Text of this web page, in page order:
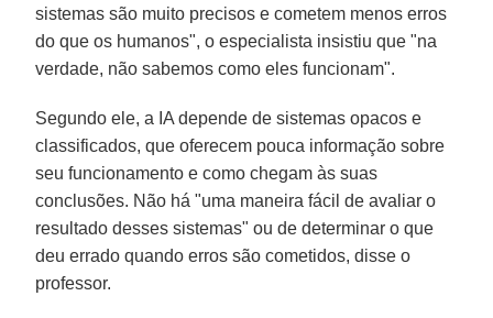
sistemas são muito precisos e cometem menos erros
do que os humanos", o especialista insistiu que "na
verdade, não sabemos como eles funcionam".
Segundo ele, a IA depende de sistemas opacos e
classificados, que oferecem pouca informação sobre
seu funcionamento e como chegam às suas
conclusões. Não há "uma maneira fácil de avaliar o
resultado desses sistemas" ou de determinar o que
deu errado quando erros são cometidos, disse o
professor.